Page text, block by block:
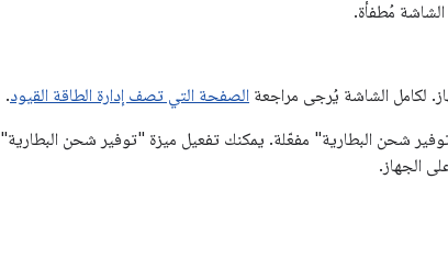
مُطفأة.
لكامل الشاشة يُرجى مراجعة الصفحة التي تصف إدارة الطاقة القيود.
شحن البطارية" مفعّلة. يمكنك تفعيل ميزة "توفير شحن البطارية"
الجهاز.